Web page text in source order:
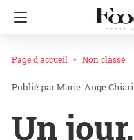
Page d'accueil Non classé
Marie-Ange Chiari
Un